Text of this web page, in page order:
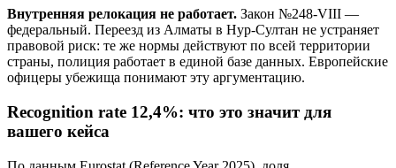
Внутренняя релокация не работает. Закон №248-VIII —
федеральный. Переезд из Алматы в Нур-Султан не устраняет
правовой риск: те же нормы действуют по всей территории
страны, полиция работает в единой базе данных. Европейские
офицеры убежища понимают эту аргументацию.
Recognition rate 12,4%: что это значит для
вашего кейса